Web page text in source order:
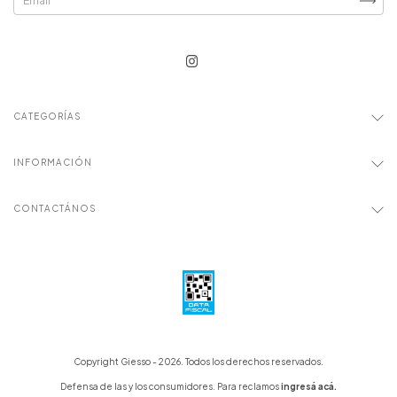
CATEGORÍAS
INFORMACIÓN
CONTACTÁNOS
Copyright Giesso - 2026. Todos los derechos reservados.
Defensa de las y los consumidores. Para reclamosingresá acá.